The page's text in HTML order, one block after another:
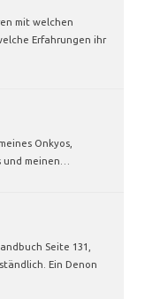
mit welchen
Erfahrungen ihr
Onkyos,
meinen…
Seite 131,
Ein Denon